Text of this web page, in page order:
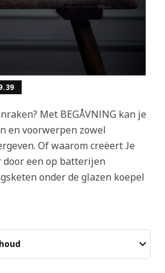
Met BEGÅVNING kan je
en voorwerpen zowel
Of waarom creëert Je
door een op batterijen
onder de glazen koepel